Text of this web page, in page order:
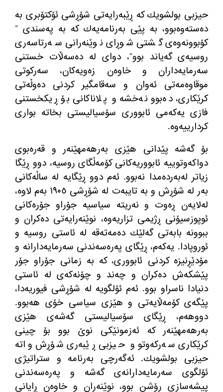
حیزبی بولشویك كە ڕێبەرایەتی شۆڕشی ئۆكتۆبری بە
دەستەوەبوو، بە پێی بەرنامەیەك كە بە پەسندی ”
كۆبوونەوەی گشتی شوڕای نوێنەرانی سەرتاسەری
روسیەی گەیاند بوو”، دوای لە دەسەڵات خستنی
سەرمایەداران و خاوەن زەویەكان، سەركوتی
موقاوەمەتی ئەوان و سەقامگیر كردنی دەوڵەتی
كرێكاری، دەبوو نەخشە و پلاناكانی بۆ ڕیكخستنی
فازی یەكەمی ئابووری سۆسیالیستی بخاتە بواری
كردارییەوە.
بۆ گەشە پێدانی هێزی بەرهەمهێنەر و قەرەبوی
دواكەوتوییە ئابووریەكانی كۆمەڵگای روسیە، دوو ڕێگا
زیاتر لەبەردەمدا نەبوو. ئەم دوو ڕێگایە لە ساڵەكانی
بەر لە شۆڕش و بە تایبەت لە شۆڕشی ١٩٠٥ بەم لاوە،
لەلایەن ڕەوت و نەریتە سیاسیە جۆراو جۆرەكانی
ئوپوزسیۆنی ڕژیمی تزاریەوە، نوێنەرایەتی دەكران و
ببوونە بابەتی گەلێك دەمەتەقە لە ئاستی روسیە و
ئوروپادا. یەكەم، ڕێگای پەرەسەندنی سەرمایەدارانە و
مۆدێڕنیزە كردنی ئابووری، كە بە زمانی جۆراو جۆر
پێشكەش دەكران و چەند و چۆنەكەی لە ئاستی
دنیادا ناسراو بوو. ئەم ئۆلگویە لە شۆڕشی فیوریەدا،
پێگەی كۆمەڵایەتی و هێزی سیاسی خۆی هەبوو.
دووهەم، ڕێگای سۆسیالیستی گەشەی هێزی
بەرهەمهێنەر كە ئەزمونێكی نوێ بوو بۆ چینی
كرێكاری سەركەوتو و حیزبی ڕێبەری شۆڕش واتە
حیزبی بولشویك. ئەگەرچی بەرنامە و ستراتیژی
ئۆلگوی سەرمایەدارانەی گەشە و پەرەسەندنی
پیشەسازی رۆشن بوو، نوێنەران و خاوەن ڕایانی